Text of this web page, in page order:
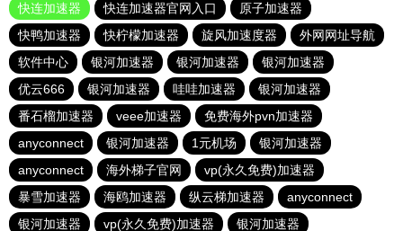
快连加速器
快连加速器官网入口
原子加速器
快鸭加速器
快柠檬加速器 旋风加速度器
外网网址导航
软件中心
银河加速器 银河加速器
银河加速器
优云666
银河加速器 哇哇加速器
银河加速器
番石榴加速器
veee加速器
免费海外pvn加速器
anyconnect
银河加速器 1元机场
银河加速器
anyconnect
海外梯子官网
vp(永久免费)加速器
暴雪加速器
海鸥加速器 纵云梯加速器
anyconnect
银河加速器
vp(永久免费)加速器 银河加速器